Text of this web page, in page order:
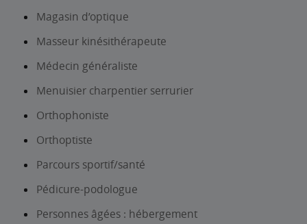
Magasin d’optique
Masseur kinésithérapeute
Médecin généraliste
Menuisier charpentier serrurier
Orthophoniste
Orthoptiste
Parcours sportif/santé
Pédicure-podologue
Personnes âgées : hébergement